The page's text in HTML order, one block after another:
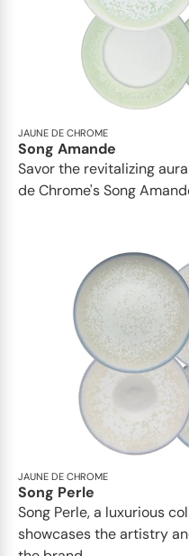
JAUNE DE CHROME
Song Amande
Savor the revitalizing
de Chrome's Song
JAUNE DE CHROME
Song Perle
Song Perle, a luxurious
showcases the artistry